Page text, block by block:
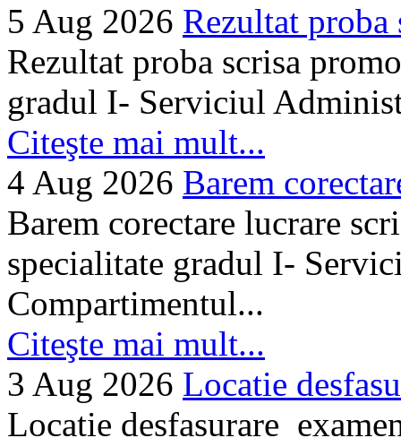
5 Aug 2026 Rezultat proba
Rezultat proba scrisa
gradul I- Serviciul
Citeşte mai mult...
4 Aug 2026 Barem
Barem corectare lucrare
specialitate gradul I-
Compartimentul...
Citeşte mai mult...
3 Aug 2026 Locatie
Locatie desfasurare